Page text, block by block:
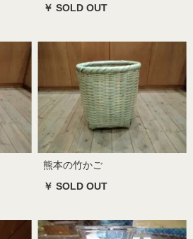
￥ SOLD OUT
熊本の竹かご
￥ SOLD OUT